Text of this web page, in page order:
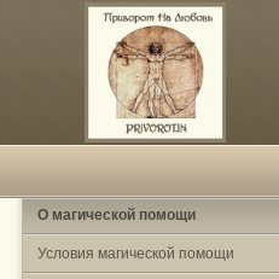
О магической помощи
Условия магической помощи